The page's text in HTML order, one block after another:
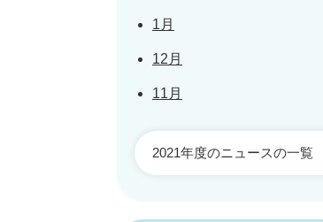
1月
12月
11月
2021年度のニュースの一覧